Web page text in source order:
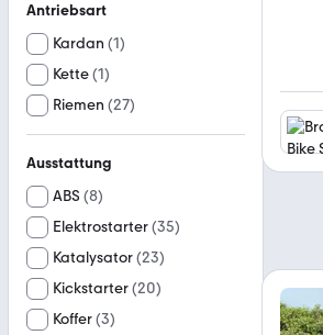
Antriebsart
Kardan (1)
Kette(1)
Riemen (27)
Ausstattung
ABS (8)
Elektrostarter(35)
Katalysator(23)
Kickstarter(20)
Koffer(3)